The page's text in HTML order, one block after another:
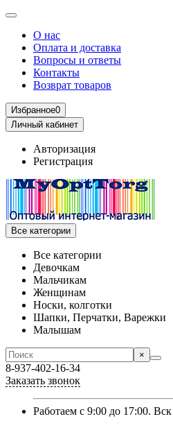
О нас
Оплата и доставка
Вопросы и ответы
Контакты
Возврат товаров
Избранное0
Личный кабинет
Авторизация
Регистрация
Все категории
Все категории
Девочкам
Мальчикам
Женщинам
Носки, колготки
Шапки, Перчатки, Варежки
Малышам
×
8-937-402-16-34
Заказать звонок
Работаем с 9:00 до 17:00.